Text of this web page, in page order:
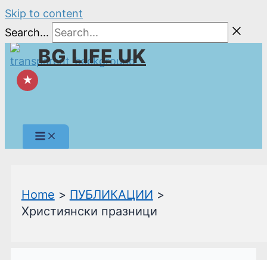
Skip to content
Search...
BG LIFE UK
★
Home
ПУБЛИКАЦИИ
Християнски празници